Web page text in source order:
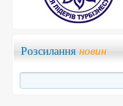
Розсилання новин